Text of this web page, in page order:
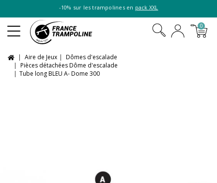
-10% sur les trampolines enpack XXL
0
Aire de Jeux
Dômes d'escalade
Pièces détachées Dôme d'escalade
Tube long BLEU A- Dome 300